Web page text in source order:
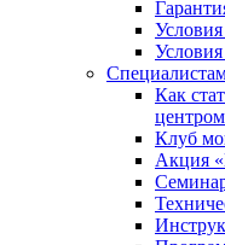
Условия
Как
Клуб
Акция